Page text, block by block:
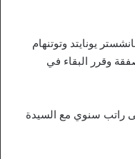
يونايتد وتوتنهام
الصفقة وقرر البقاء في
راتب سنوي مع السيدة